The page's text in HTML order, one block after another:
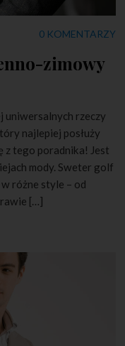
0 KOMENTARZY
zimowy
uniwersalnych rzeczy
najlepiej posłuży
z tego poradnika! Jest
mody. Sweter golf
różne style – od
[…]